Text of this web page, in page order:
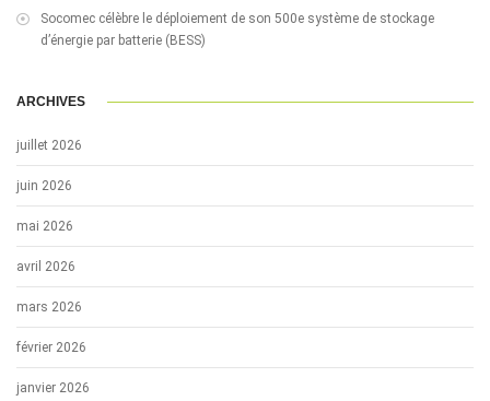
Socomec célèbre le déploiement de son 500e système de stockage
d’énergie par batterie (BESS)
ARCHIVES
juillet 2026
juin 2026
mai 2026
avril 2026
mars 2026
février 2026
janvier 2026